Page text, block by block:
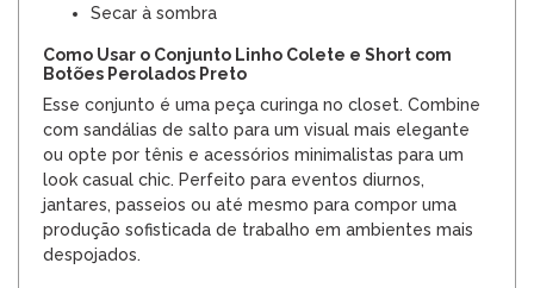
Secar à sombra
Como Usar o Conjunto Linho Colete e Short com
Botões Perolados Preto
Esse conjunto é uma peça curinga no closet. Combine
com sandálias de salto para um visual mais elegante
ou opte por tênis e acessórios minimalistas para um
look casual chic. Perfeito para eventos diurnos,
jantares, passeios ou até mesmo para compor uma
produção sofisticada de trabalho em ambientes mais
despojados.